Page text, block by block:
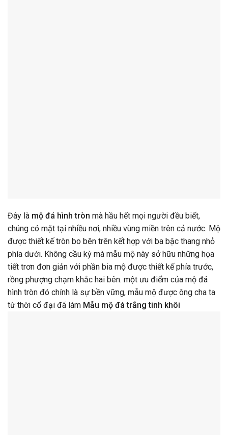
Đây là mộ đá hình tròn mà hầu hết mọi người đều biết,
chúng có mặt tại nhiều nơi, nhiều vùng miền trên cả nước. Mộ
được thiết kế tròn bo bên trên kết hợp với ba bậc thang nhỏ
phía dưới. Không cầu kỳ mà mẫu mộ này sở hữu những họa
tiết trơn đơn giản với phần bia mộ được thiết kế phía trước,
rồng phượng chạm khắc hai bên. một ưu điểm của mộ đá
hình tròn đó chính là sự bền vững, mẫu mộ được ông cha ta
từ thời cổ đại đã làm Mẫu mộ đá trắng tinh khôi